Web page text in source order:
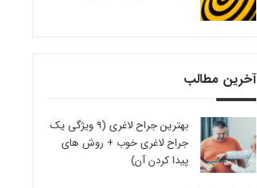
آخرین مطالب
بهترین جراح لاغری (9 ویژگی یک
جراح لاغری خوب + روش های
پیدا کردن آن)